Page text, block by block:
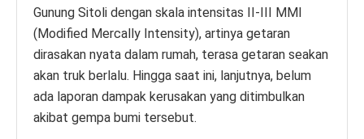
Gunung Sitoli dengan skala intensitas II-III MMI
(Modified Mercally Intensity), artinya getaran
dirasakan nyata dalam rumah, terasa getaran seakan
akan truk berlalu. Hingga saat ini, lanjutnya, belum
ada laporan dampak kerusakan yang ditimbulkan
akibat gempa bumi tersebut.